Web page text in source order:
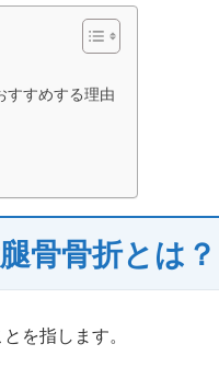
すすめする理由
骨骨折とは？
を指します。